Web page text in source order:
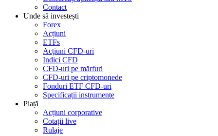
Contact
Unde să investești
Forex
Acțiuni
ETFs
Acțiuni CFD-uri
Indici CFD
CFD-uri pe mărfuri
CFD-uri pe criptomonede
Fonduri ETF CFD-uri
Specificații instrumente
Piață
Acțiuni corporative
Cotații live
Rulaje